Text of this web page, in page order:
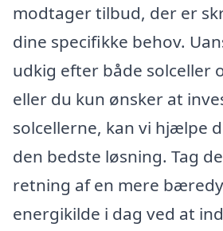
modtager tilbud, der er
dine specifikke behov.
udkig efter både solceller
eller du kun ønsker at
solcellerne, kan vi hjælpe
den bedste løsning. Tag
retning af en mere
energikilde i dag ved at